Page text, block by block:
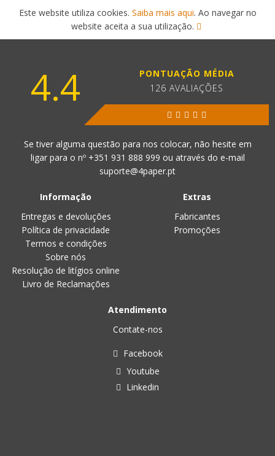
Este website utiliza cookies. Saiba mais aqui. Ao navegar no
website aceita a sua utilização.
4.4
PONTUAÇÃO MÉDIA
126 AVALIAÇÕES
Se tiver alguma questão para nos colocar, não hesite em
ligar para o nº +351 931 888 999 ou através do e-mail
suporte@4paper.pt
Informação
Entregas e devoluções
Política de privacidade
Termos e condições
Sobre nós
Resolução de litígios online
Livro de Reclamações
Extras
Fabricantes
Promoções
Atendimento
Contate-nos
Facebook
Youtube
Linkedin